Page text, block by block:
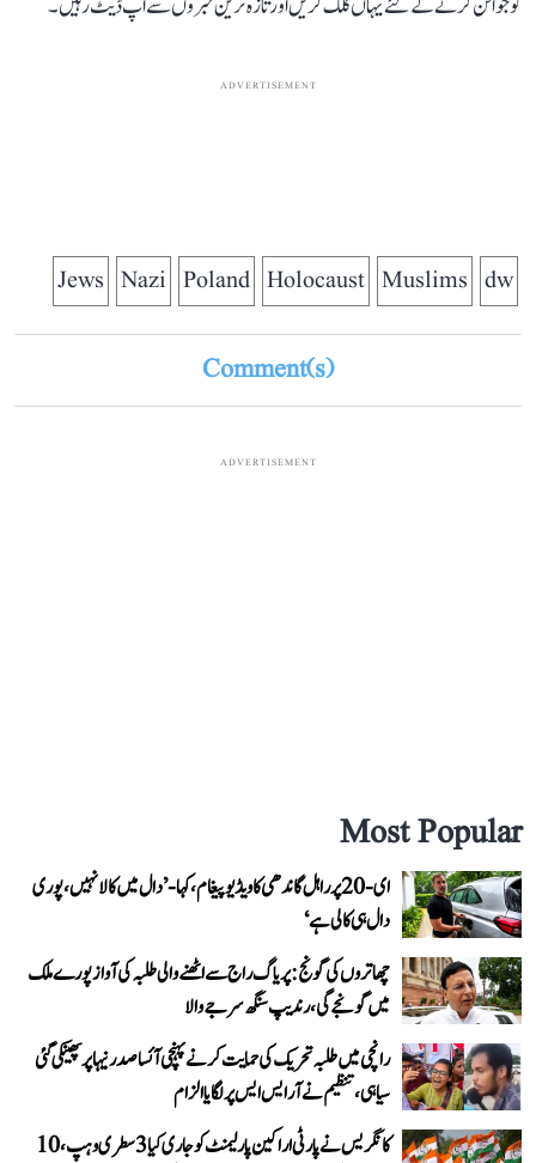
ADVERTISEMENT
dw
Muslims
Holocaust
Poland
Nazi
Jews
Comment(s)
ADVERTISEMENT
Most Popular
ای-20 پر راہل گاندھی کا ویڈیو پیغام، کہا- ’دال میں کالا نہیں، پوری
دال ہی کالی ہے‘
چھاتروں کی گونج: پریاگ راج سے اٹھنے والی طلبہ کی آواز پورے ملک
میں گونجے گی، رندیپ سنگھ سرجے والا
رانچی میں طلبہ تحریک کی حمایت کرنے پہنچی آئسا صدر نیہا پر پھینکی گئی
سیاہی، تنظیم نے آر ایس ایس پر لگایا الزام
کانگریس نے پارٹی اراکین پارلیمنٹ کو جاری کیا 3 سطری وہپ، 10